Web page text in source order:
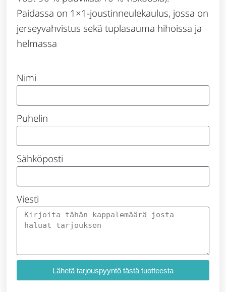
Paidassa on 1×1-joustinneulekaulus, jossa on
jerseyvahvistus sekä tuplasauma hihoissa ja
helmassa
Nimi
Puhelin
Sähköposti
Viesti
Lähetä tarjouspyyntö tästä tuotteesta